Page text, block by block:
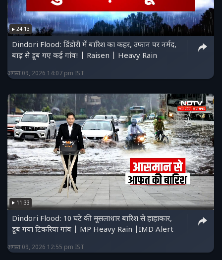
24:13
Dindori Flood: डिंडोरी में बारिश का कहर, उफान पर नर्मद,
बाढ़ से डूब गए कई गांव! | Raisen | Heavy Rain
अगस्त 09, 2026 14:07 pm IST
11:33
Dindori Flood: 10 घंटे की मूसलाधार बारिश से हाहाकार,
डूब गया टिकरिया गांव | MP Heavy Rain |IMD Alert
अगस्त 09, 2026 12:55 pm IST